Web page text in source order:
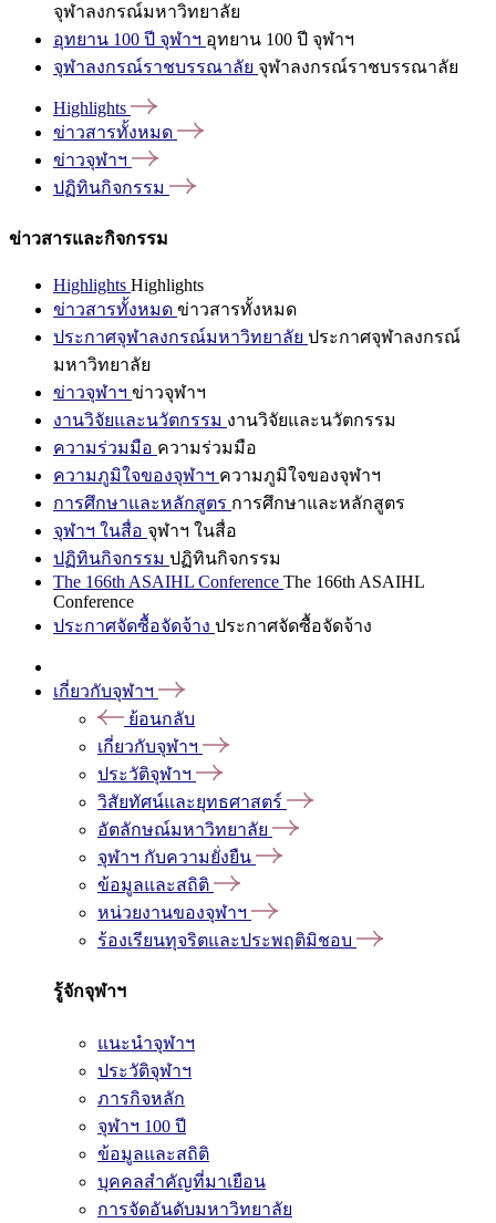
จุฬาลงกรณ์มหาวิทยาลัย
อุทยาน 100 ปี จุฬาฯ อุทยาน 100 ปี จุฬาฯ
จุฬาลงกรณ์ราชบรรณาลัย จุฬาลงกรณ์ราชบรรณาลัย
Highlights
ข่าวสารทั้งหมด
ข่าวจุฬาฯ
ปฏิทินกิจกรรม
ข่าวสารและกิจกรรม
Highlights Highlights
ข่าวสารทั้งหมด ข่าวสารทั้งหมด
ประกาศจุฬาลงกรณ์มหาวิทยาลัย ประกาศจุฬาลงกรณ์
มหาวิทยาลัย
ข่าวจุฬาฯ ข่าวจุฬาฯ
งานวิจัยและนวัตกรรม งานวิจัยและนวัตกรรม
ความร่วมมือ ความร่วมมือ
ความภูมิใจของจุฬาฯ ความภูมิใจของจุฬาฯ
การศึกษาและหลักสูตร การศึกษาและหลักสูตร
จุฬาฯ ในสื่อ จุฬาฯ ในสื่อ
ปฏิทินกิจกรรม ปฏิทินกิจกรรม
The 166th ASAIHL Conference The 166th ASAIHL
Conference
ประกาศจัดซื้อจัดจ้าง ประกาศจัดซื้อจัดจ้าง
เกี่ยวกับจุฬาฯ
ย้อนกลับ
เกี่ยวกับจุฬาฯ
ประวัติจุฬาฯ
วิสัยทัศน์และยุทธศาสตร์
อัตลักษณ์มหาวิทยาลัย
จุฬาฯ กับความยั่งยืน
ข้อมูลและสถิติ
หน่วยงานของจุฬาฯ
ร้องเรียนทุจริตและประพฤติมิชอบ
รู้จักจุฬาฯ
แนะนำจุฬาฯ
ประวัติจุฬาฯ
ภารกิจหลัก
จุฬาฯ 100 ปี
ข้อมูลและสถิติ
บุคคลสำคัญที่มาเยือน
การจัดอันดับมหาวิทยาลัย